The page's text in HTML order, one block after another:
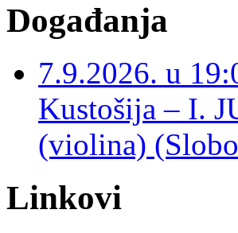
Događanja
7.9.2026. u
Kustošija – I.
(violina)
Linkovi